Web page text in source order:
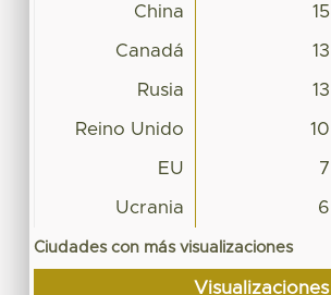
China 15
Canadá 13
Rusia 13
Reino Unido 10
EU 7
Ucrania 6
Ciudades con más visualizaciones
Visualizaciones